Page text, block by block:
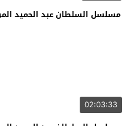
مسلسل السلطان عبد الحميد
02:03:33